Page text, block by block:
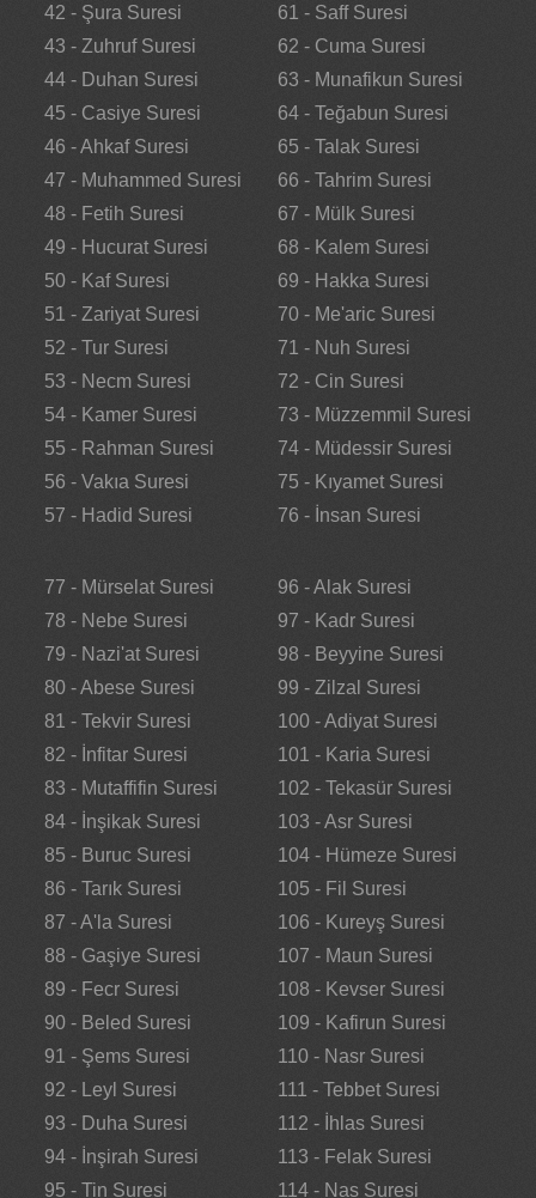
42 - Şura Suresi
43 - Zuhruf Suresi
44 - Duhan Suresi
45 - Casiye Suresi
46 - Ahkaf Suresi
47 - Muhammed Suresi
48 - Fetih Suresi
49 - Hucurat Suresi
50 - Kaf Suresi
51 - Zariyat Suresi
52 - Tur Suresi
53 - Necm Suresi
54 - Kamer Suresi
55 - Rahman Suresi
56 - Vakıa Suresi
57 - Hadid Suresi
61 - Saff Suresi
62 - Cuma Suresi
63 - Munafikun Suresi
64 - Teğabun Suresi
65 - Talak Suresi
66 - Tahrim Suresi
67 - Mülk Suresi
68 - Kalem Suresi
69 - Hakka Suresi
70 - Me'aric Suresi
71 - Nuh Suresi
72 - Cin Suresi
73 - Müzzemmil Suresi
74 - Müdessir Suresi
75 - Kıyamet Suresi
76 - İnsan Suresi
77 - Mürselat Suresi
78 - Nebe Suresi
79 - Nazi'at Suresi
80 - Abese Suresi
81 - Tekvir Suresi
82 - İnfitar Suresi
83 - Mutaffifin Suresi
84 - İnşikak Suresi
85 - Buruc Suresi
86 - Tarık Suresi
87 - A'la Suresi
88 - Gaşiye Suresi
89 - Fecr Suresi
90 - Beled Suresi
91 - Şems Suresi
92 - Leyl Suresi
93 - Duha Suresi
94 - İnşirah Suresi
95 - Tin Suresi
96 - Alak Suresi
97 - Kadr Suresi
98 - Beyyine Suresi
99 - Zilzal Suresi
100 - Adiyat Suresi
101 - Karia Suresi
102 - Tekasür Suresi
103 - Asr Suresi
104 - Hümeze Suresi
105 - Fil Suresi
106 - Kureyş Suresi
107 - Maun Suresi
108 - Kevser Suresi
109 - Kafirun Suresi
110 - Nasr Suresi
111 - Tebbet Suresi
112 - İhlas Suresi
113 - Felak Suresi
114 - Nas Suresi